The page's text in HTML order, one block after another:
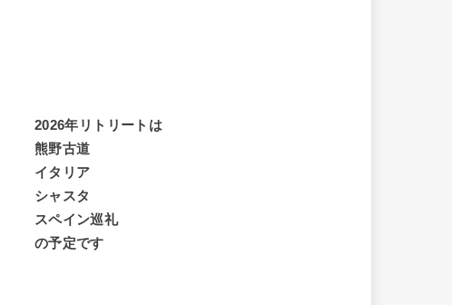
2026年リトリートは
熊野古道
イタリア
シャスタ
スペイン巡礼
の予定です